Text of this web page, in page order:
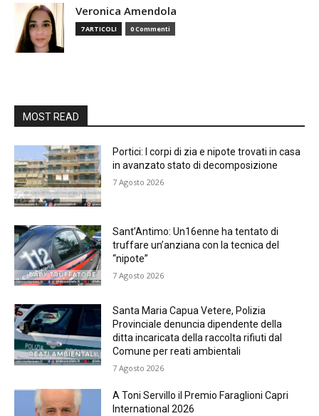
Veronica Amendola
7 ARTICOLI 0 Commenti
MOST READ
Portici: I corpi di zia e nipote trovati in casa
in avanzato stato di decomposizione
7 Agosto 2026
Sant’Antimo: Un16enne ha tentato di
truffare un’anziana con la tecnica del
“nipote”
7 Agosto 2026
Santa Maria Capua Vetere, Polizia
Provinciale denuncia dipendente della
ditta incaricata della raccolta rifiuti dal
Comune per reati ambientali
7 Agosto 2026
A Toni Servillo il Premio Faraglioni Capri
International 2026